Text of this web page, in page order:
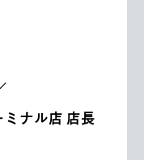
ナル店 店長